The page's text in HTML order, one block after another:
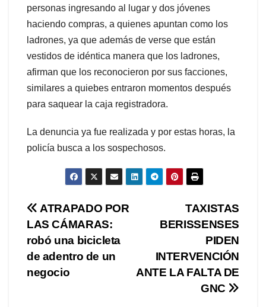
personas ingresando al lugar y dos jóvenes
haciendo compras, a quienes apuntan como los
ladrones, ya que además de verse que están
vestidos de idéntica manera que los ladrones,
afirman que los reconocieron por sus facciones,
similares a quiebes entraron momentos después
para saquear la caja registradora.
La denuncia ya fue realizada y por estas horas, la
policía busca a los sospechosos.
Navegación
de
entradas
TAXISTAS
BERISSENSES
PIDEN
INTERVENCIÓN
ANTE LA FALTA DE
GNC
ATRAPADO POR
LAS CÁMARAS:
robó una bicicleta
de adentro de un
negocio